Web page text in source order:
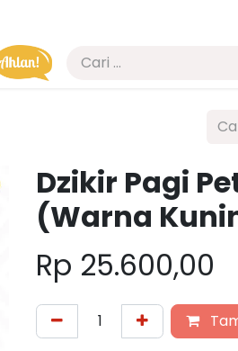
Dzikir Pagi
(Warna
Rp 25.600,00